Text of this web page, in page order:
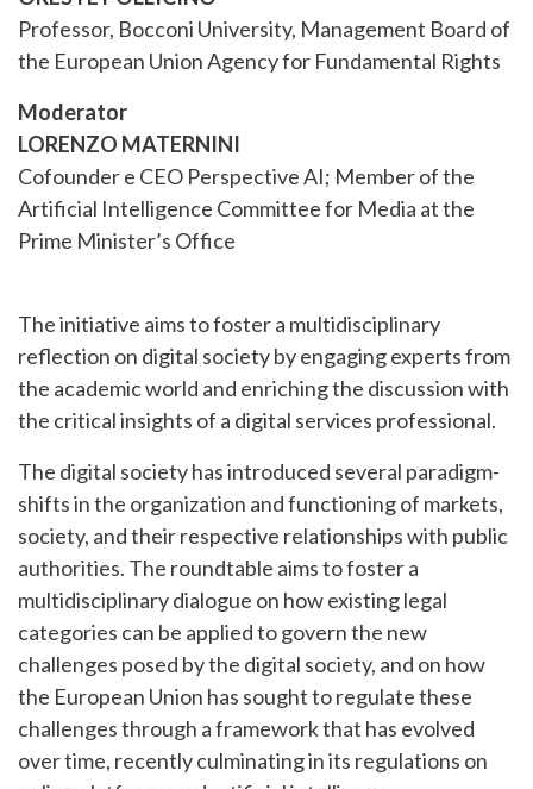
Professor, Bocconi University, Management Board of
the European Union Agency for Fundamental Rights
Moderator
LORENZO MATERNINI
Cofounder e CEO Perspective AI; Member of the
Artificial Intelligence Committee for Media at the
Prime Minister’s Office
The initiative aims to foster a multidisciplinary
reflection on digital society by engaging experts from
the academic world and enriching the discussion with
the critical insights of a digital services professional.
The digital society has introduced several paradigm-
shifts in the organization and functioning of markets,
society, and their respective relationships with public
authorities. The roundtable aims to foster a
multidisciplinary dialogue on how existing legal
categories can be applied to govern the new
challenges posed by the digital society, and on how
the European Union has sought to regulate these
challenges through a framework that has evolved
over time, recently culminating in its regulations on